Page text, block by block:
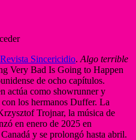
Revista Sincericidio. Algo terrible
Very Bad Is Going to Happen
de ocho capítulos.
actúa como showrunner y
los hermanos Duffer. La
Trojnar, la música de
en enero de 2025 en
y se prolongó hasta abril.